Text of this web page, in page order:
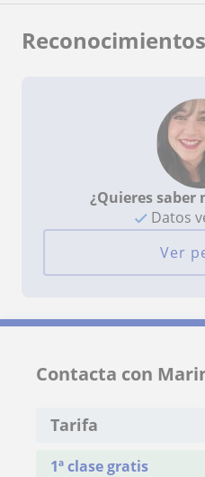
Reconocimientos
¿Quieres saber
Datos
Ver
Contacta con
Tarifa
1ª clase gratis